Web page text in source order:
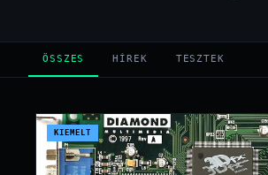
ÖSSZES HÍREK TESZTEK
KIEMELT